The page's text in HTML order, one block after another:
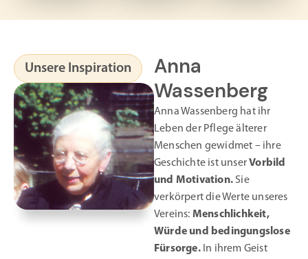
Unsere Inspiration
Anna
Wassenberg
Anna Wassenberg hat ihr
Leben der Pflege älterer
Menschen gewidmet – ihre
Geschichte ist unserVorbild
und Motivation. Sie
verkörpert die Werte unseres
Vereins: Menschlichkeit,
Würde und bedingungslose
Fürsorge.In ihrem Geist